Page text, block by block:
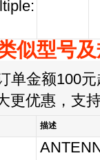
似型号
金额100元
更优惠，支
描述